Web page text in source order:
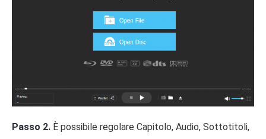
Passo 2. È possibile regolare Capitolo, Audio, Sottotitoli,